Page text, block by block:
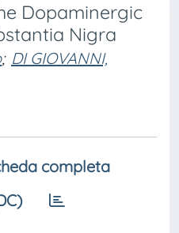
Dopaminergic
Nigra
; DI GIOVANNI,
completa